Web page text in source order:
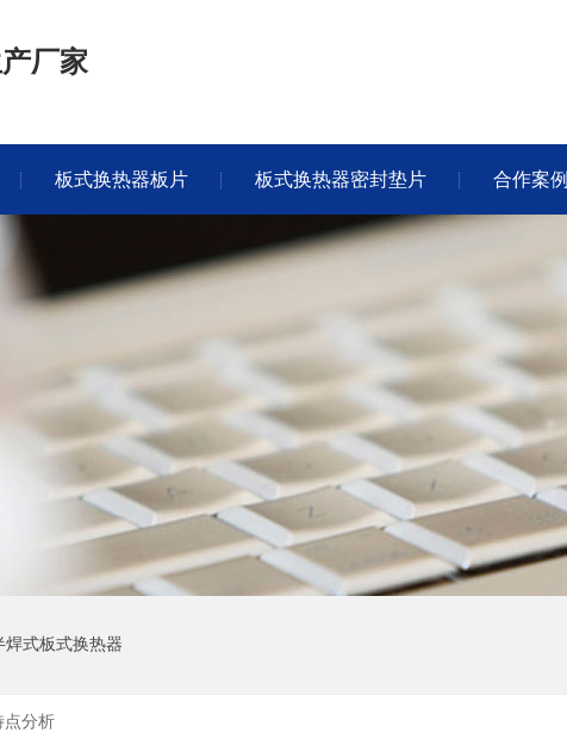
厂家
板式换热器板片 板式换热器密封垫片 合作案例
焊式板式换热器
点分析